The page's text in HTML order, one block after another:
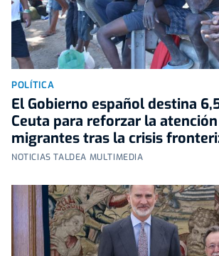
POLÍTICA
El Gobierno español destina
Ceuta para reforzar la
migrantes tras la crisis
NOTICIAS TALDEA MULTIMEDIA